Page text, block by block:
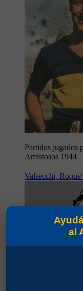
Partidos jugados
Amistosos 1944
Valsecchi,
al